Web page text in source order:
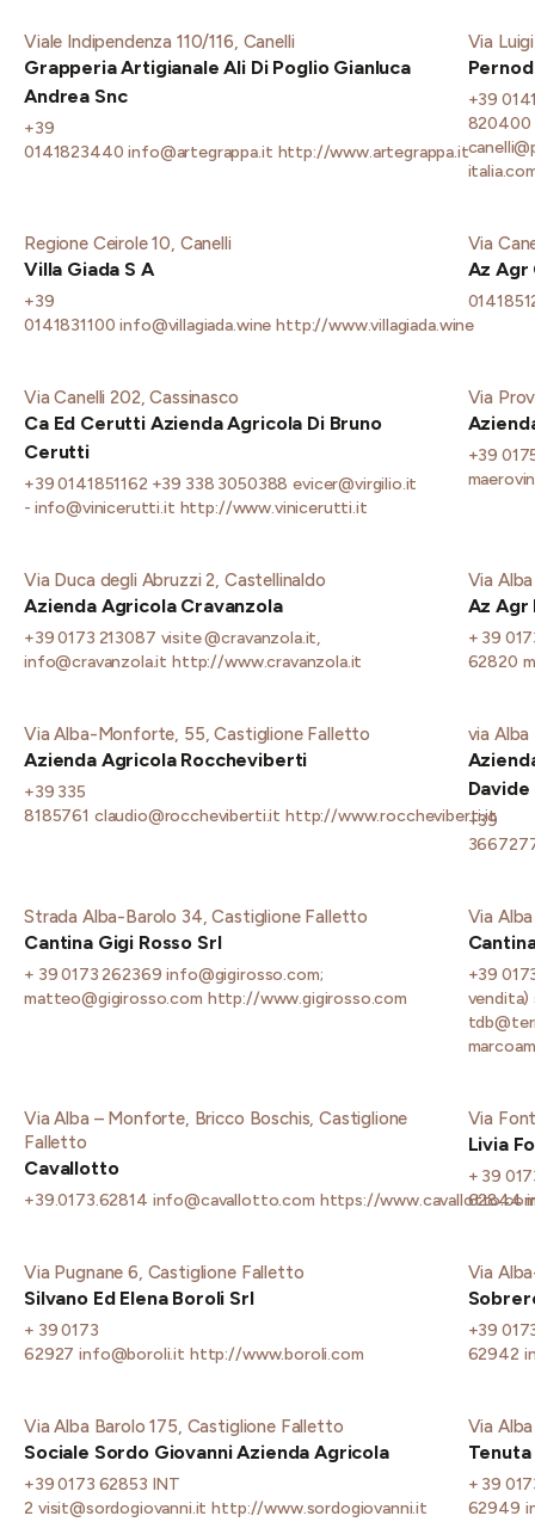
Viale Indipendenza 110/116, Canelli
Grapperia Artigianale Ali Di Poglio Gianluca
Andrea Snc
+39
0141823440 info@artegrappa.it http://www.artegrappa.it
Via
+39
820400
Regione Ceirole 10, Canelli
Villa Giada S A
+39
0141831100 info@villagiada.wine http://www.villagiada.wine
Via
Az Agr
Via Canelli 202, Cassinasco
Ca Ed Cerutti Azienda Agricola Di Bruno
Cerutti
+39 0141851162 +39 338 3050388 evicer@virgilio.it
- info@vinicerutti.it http://www.vinicerutti.it
Via
+39
Via Duca degli Abruzzi 2, Castellinaldo
Azienda Agricola Cravanzola
+39 0173 213087 visite @cravanzola.it,
info@cravanzola.it http://www.cravanzola.it
Via
Az Agr
+ 39
62820
Via Alba-Monforte, 55, Castiglione Falletto
Azienda Agricola Roccheviberti
+39 335
8185761 claudio@roccheviberti.it http://www.roccheviberti.it
via
Davide
+39
Strada Alba-Barolo 34, Castiglione Falletto
Cantina Gigi Rosso Srl
+ 39 0173 262369 info@gigirosso.com;
matteo@gigirosso.com http://www.gigirosso.com
Via
+39
vendita)
Via Alba – Monforte, Bricco Boschis, Castiglione
Falletto
Cavallotto
+39.0173.62814 info@cavallotto.com https://
Via
Livia
+ 39
62844
Via Pugnane 6, Castiglione Falletto
Silvano Ed Elena Boroli Srl
+ 39 0173
62927 info@boroli.it http://www.boroli.com
Via
+39
62942
Via Alba Barolo 175, Castiglione Falletto
Sociale Sordo Giovanni Azienda Agricola
+39 0173 62853 INT
2 visit@sordogiovanni.it http://www.sordogiovanni.it
Via
Tenuta
+ 39
62949